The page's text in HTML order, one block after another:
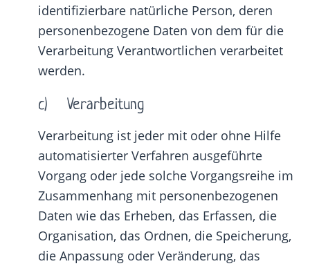
identifizierbare natürliche Person, deren
personenbezogene Daten von dem für die
Verarbeitung Verantwortlichen verarbeitet
werden.
c) Verarbeitung
Verarbeitung ist jeder mit oder ohne Hilfe
automatisierter Verfahren ausgeführte
Vorgang oder jede solche Vorgangsreihe im
Zusammenhang mit personenbezogenen
Daten wie das Erheben, das Erfassen, die
Organisation, das Ordnen, die Speicherung,
die Anpassung oder Veränderung, das